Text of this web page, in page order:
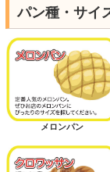
パン種・サイ
メロンパン